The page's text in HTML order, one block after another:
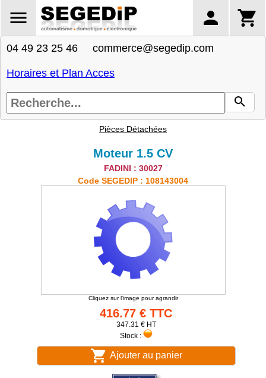
04 49 23 25 46 commerce@segedip.com
Horaires et Plan Acces
Pièces Détachées
Moteur 1.5 CV
FADINI : 30027
Code SEGEDIP : 108143004
Cliquez sur l'image pour agrandir
416.77 € TTC
347.31 € HT
Stock :
Ajouter au panier